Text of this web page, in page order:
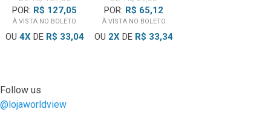
POR: R$ 127,05
À VISTA NO BOLETO
OU 4XDE R$ 33,04
POR: R$ 65,12
À VISTA NO BOLETO
OU 2X DE R$ 33,34
Follow us
@lojaworldview